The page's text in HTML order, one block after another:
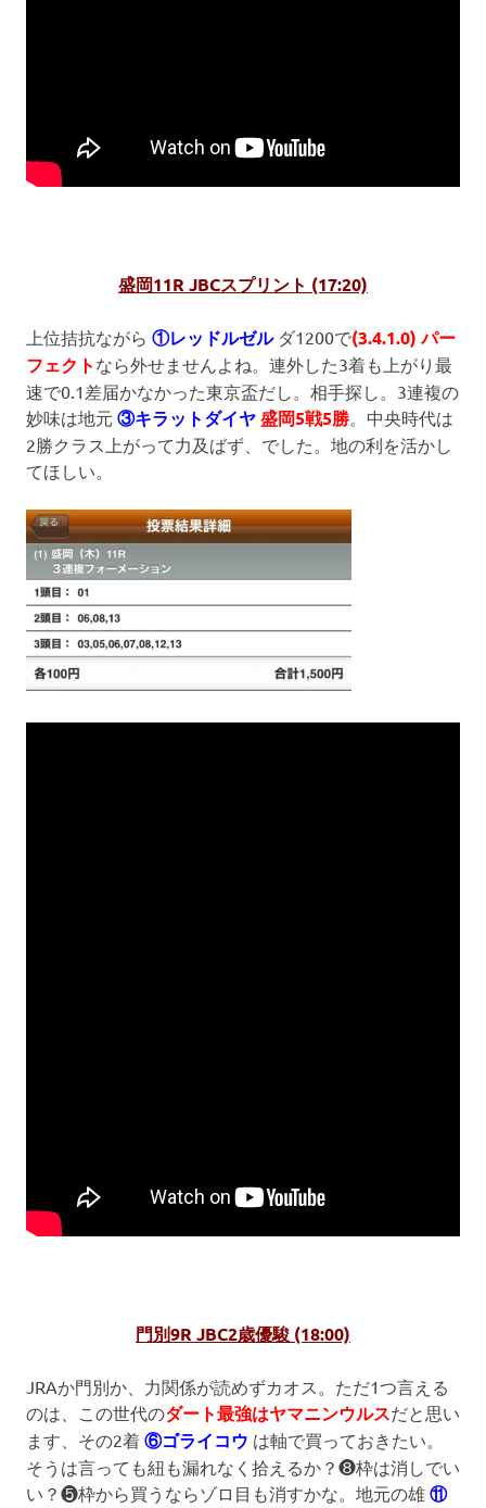
盛岡11R JBCスプリント (17:20)
上位拮抗ながら ①レッドルゼルダ1200で(3.4.1.0) パー
フェクト なら外せませんよね。連外した3着も上がり最
速で0.1差届かなかった東京盃だし。相手探し。3連複の
妙味は地元 ③キラットダイヤ盛岡5戦5勝。中央時代は
2勝クラス上がって力及ばず、でした。地の利を活かし
てほしい。
門別9R JBC2歳優駿 (18:00)
JRAか門別か、力関係が読めずカオス。ただ1つ言える
のは、この世代のダート最強はヤマニンウルスだと思い
ます、その2着 ⑥ゴライコウ は軸で買っておきたい。
そうは言っても紐も漏れなく拾えるか？❽枠は消しでい
い？❺枠から買うならゾロ目も消すかな。地元の雄 ⑪